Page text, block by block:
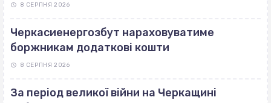
8 СЕРПНЯ 2026
Черкасиенергозбут нараховуватиме
боржникам додаткові кошти
8 СЕРПНЯ 2026
За період великої війни на Черкащині